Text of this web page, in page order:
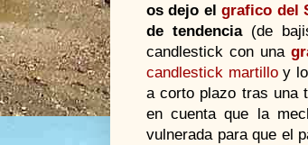
os dejo elgrafico del
de tendencia(de
candlestick con una
candlestick martilloy
a corto plazo tras una
en cuenta que la
vulnerada para que el